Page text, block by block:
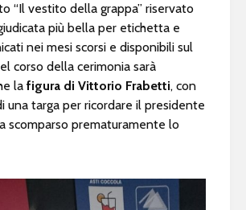
“Il vestito della grappa” riservato
più bella per etichetta e
nei mesi scorsi e disponibili sul
corso della cerimonia sarà
la figura di Vittorio Frabetti, con
una targa per ricordare il presidente
scomparso prematuramente lo